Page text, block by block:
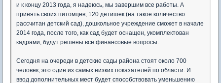
и к концу 2013 года, я надеюсь, мы завершим все работы. А
принять своих питомцев, 120 детишек (на такое количество
рассчитан детский сад), дошкольное учреждение сможет в начале
2014 года, после того, как сад будет оснащен, укомплектован
кадрами, будут решены все финансовые вопросы.
Сегодня на очереди в детские сады района стоят около 700
человек, это один из самых низких показателей по области. И
ввод дополнительных мест будет способствовать уменьшению